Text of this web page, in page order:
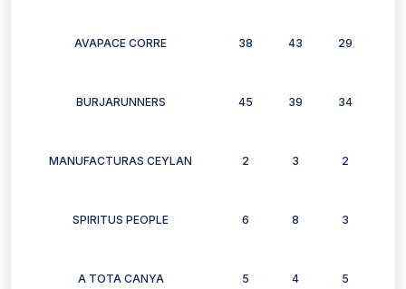
AVAPACE CORRE 38 43 29
BURJARUNNERS 45 39 34
MANUFACTURAS CEYLAN 2 3 2
SPIRITUS PEOPLE 6 8 3
A TOTA CANYA 5 4 5